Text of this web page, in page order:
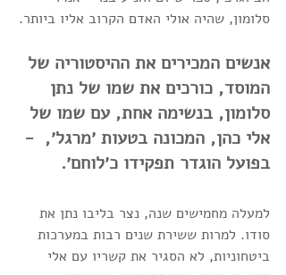
סלומון, שהיה אולי האדם הקרוב אליו ביותר.
אנשים המכירים את ההיסטוריה של
המוסד, כורכים את שמו של נתן
סלומון, בנשימה אחת, עם שמו של
אלי כהן, המכונה בטעות ׳מרגל׳,  -
בפועל הוגדר תפקידו כ׳לוחם׳.
למעלה מחמישים שנה, נצר בליבו נתן את
סודו. למרות ששירת שנים רבות במערכות
ביטחוניות, לא הסגיר את קשריו עם אלי